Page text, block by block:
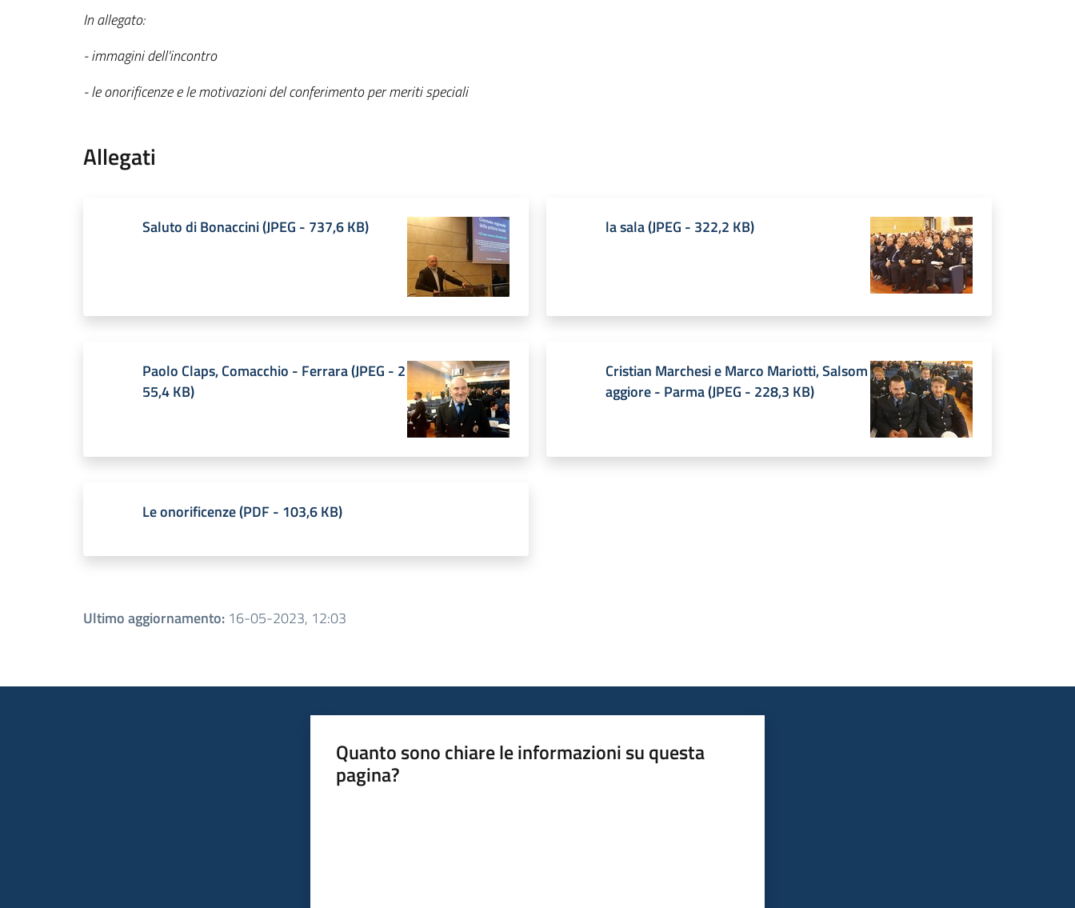
In allegato:
- immagini dell'incontro
- le onorificenzee le motivazioni del conferimento per meriti speciali
Allegati
Saluto di Bonaccini(JPEG - 737,6 KB) la sala(JPEG - 322,2 KB)
Paolo Claps, Comacchio - Ferrara(JPEG - 2
55,4 KB)
Cristian Marchesi e Marco Mariotti, Salsom
aggiore - Parma(JPEG - 228,3 KB)
Le onorificenze(PDF - 103,6 KB)
Ultimo aggiornamento: 16-05-2023, 12:03
Quanto sono chiare le informazioni su questa
pagina?